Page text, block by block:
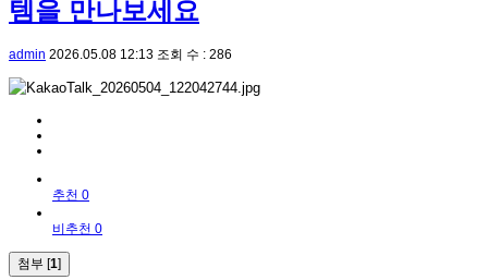
템을 만나보세요
admin 2026.05.08 12:13 조회 수 : 286
추천 0
비추천 0
첨부 [1]